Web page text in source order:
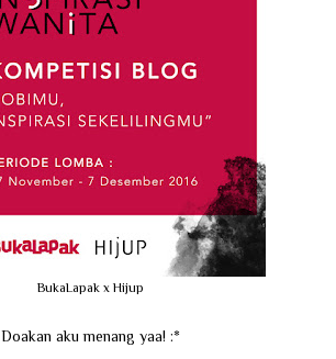
BukaLapak x Hijup
Doakan aku menang yaa! :*